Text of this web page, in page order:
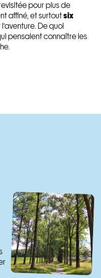
pour plus de
affiné, et surtoutsix
De quoi
pensaient connaître les